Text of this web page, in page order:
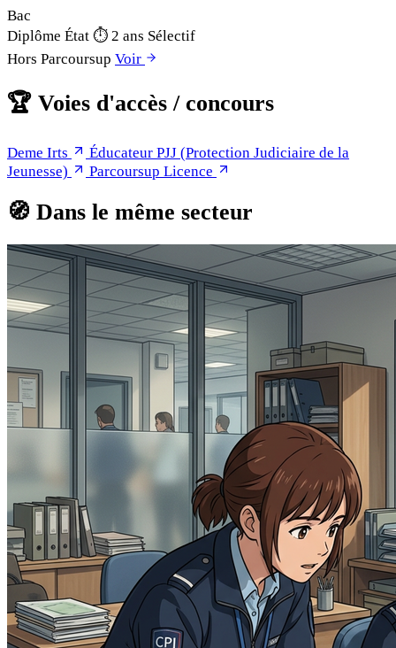
Bac
Diplôme État ⏱ 2 ans Sélectif
Hors Parcoursup Voir
🏆 Voies d'accès / concours
Deme Irts
Éducateur PJJ (Protection Judiciaire de la
Jeunesse)
Parcoursup Licence
🧭 Dans le même secteur